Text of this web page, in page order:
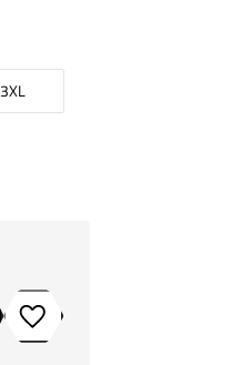
3XL
Toevoegen aan verlanglijstje